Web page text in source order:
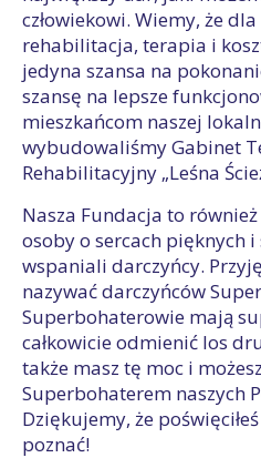
człowiekowi. Wiemy, że
rehabilitacja, terapia i
jedyna szansa na
szansę na lepsze
mieszkańcom naszej
wybudowaliśmy Gabinet
Rehabilitacyjny „Leśna
Nasza Fundacja to
osoby o sercach pięknych
wspaniali darczyńcy.
nazywać darczyńców
Superbohaterowie mają
całkowicie odmienić los
także masz tę moc i
Superbohaterem naszych
Dziękujemy, że
poznać!